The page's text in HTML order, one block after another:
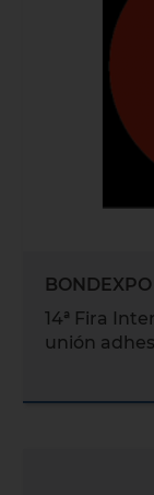
BONDEXPO
14ª Fira
unión